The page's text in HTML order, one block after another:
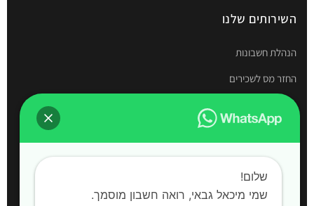
השירותים שלנו
הנהלת חשבונות
החזר מס לשכירים
תיאום מס
חשבות שכר
הקמת חברות
שלום!
שמי מיכאל גבאי, רואה חשבון מוסמך. ‍